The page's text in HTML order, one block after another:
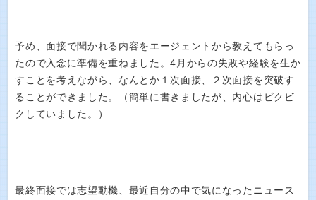
予め、面接で聞かれる内容をエージェントから教えてもらっ
たので入念に準備を重ねました。4月からの失敗や経験を生か
すことを考えながら、なんとか１次面接、２次面接を突破す
ることができました。（簡単に書きましたが、内心はビクビ
クしていました。）
最終面接では志望動機、最近自分の中で気になったニュース